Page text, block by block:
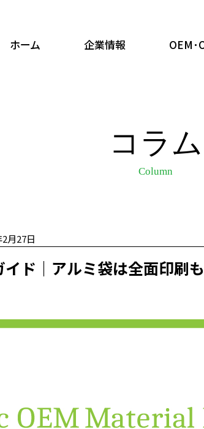
ホーム 企業情報 OEM･
コラム
Column
月27日
ド｜アルミ袋は全面印刷